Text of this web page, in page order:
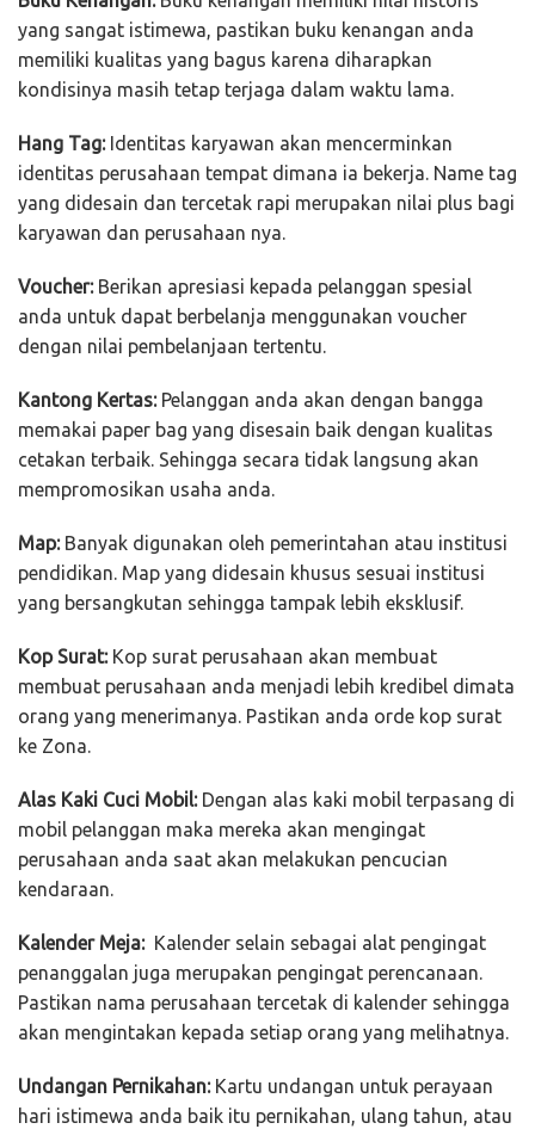
yang sangat istimewa, pastikan buku kenangan anda
memiliki kualitas yang bagus karena diharapkan
kondisinya masih tetap terjaga dalam waktu lama.
Hang Tag:Identitas karyawan akan mencerminkan
identitas perusahaan tempat dimana ia bekerja. Name tag
yang didesain dan tercetak rapi merupakan nilai plus bagi
karyawan dan perusahaan nya.
Voucher:Berikan apresiasi kepada pelanggan spesial
anda untuk dapat berbelanja menggunakan voucher
dengan nilai pembelanjaan tertentu.
Kantong Kertas:Pelanggan anda akan dengan bangga
memakai paper bag yang disesain baik dengan kualitas
cetakan terbaik. Sehingga secara tidak langsung akan
mempromosikan usaha anda.
Map:Banyak digunakan oleh pemerintahan atau institusi
pendidikan. Map yang didesain khusus sesuai institusi
yang bersangkutan sehingga tampak lebih eksklusif.
Kop Surat:Kop surat perusahaan akan membuat
membuat perusahaan anda menjadi lebih kredibel dimata
orang yang menerimanya. Pastikan anda orde kop surat
ke Zona.
Alas Kaki Cuci Mobil:Dengan alas kaki mobil terpasang di
mobil pelanggan maka mereka akan mengingat
perusahaan anda saat akan melakukan pencucian
kendaraan.
Kalender Meja:Kalender selain sebagai alat pengingat
penanggalan juga merupakan pengingat perencanaan.
Pastikan nama perusahaan tercetak di kalender sehingga
akan mengintakan kepada setiap orang yang melihatnya.
Undangan Pernikahan:Kartu undangan untuk perayaan
hari istimewa anda baik itu pernikahan, ulang tahun, atau